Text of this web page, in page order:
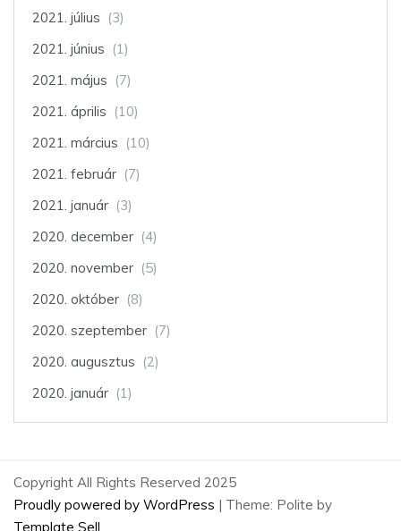
2021. július (3)
2021. június (1)
2021. május (7)
2021. április (10)
2021. március (10)
2021. február (7)
2021. január (3)
2020. december (4)
2020. november (5)
2020. október (8)
2020. szeptember (7)
2020. augusztus (2)
2020. január (1)
Copyright All Rights Reserved 2025
Proudly powered by WordPress | Theme: Polite by
Template Sell